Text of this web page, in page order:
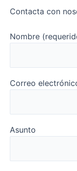
Contacta con
Nombre
Correo
Asunto